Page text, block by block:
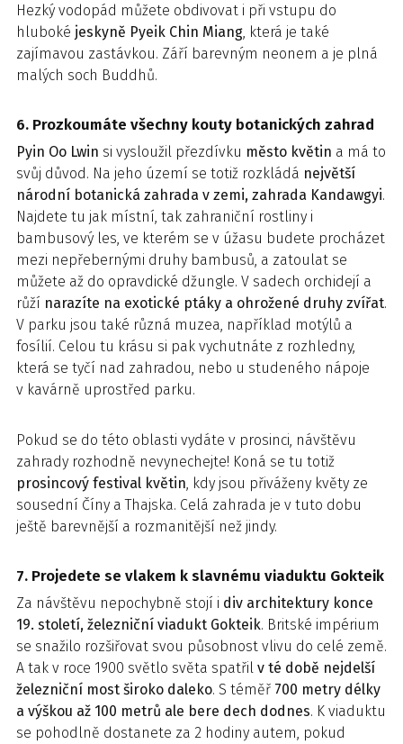
Hezký vodopád můžete obdivovat i při vstupu do
hluboké jeskyně Pyeik Chin Miang, která je také
zajímavou zastávkou. Září barevným neonem a je plná
malých soch Buddhů.
6. Prozkoumáte všechny kouty botanických zahrad
Pyin Oo Lwin si vysloužil přezdívku město květin a má to
svůj důvod. Na jeho území se totiž rozkládá největší
národní botanická zahrada v zemi, zahrada Kandawgyi.
Najdete tu jak místní, tak zahraniční rostliny i
bambusový les, ve kterém se v úžasu budete procházet
mezi nepřebernými druhy bambusů, a zatoulat se
můžete až do opravdické džungle. V sadech orchidejí a
růží narazíte na exotické ptáky a ohrožené druhy zvířat.
V parku jsou také různá muzea, například motýlů a
fosílií. Celou tu krásu si pak vychutnáte z rozhledny,
která se tyčí nad zahradou, nebo u studeného nápoje
v kavárně uprostřed parku.
Pokud se do této oblasti vydáte v prosinci, návštěvu
zahrady rozhodně nevynechejte! Koná se tu totiž
prosincový festival květin, kdy jsou přiváženy květy ze
sousední Číny a Thajska. Celá zahrada je v tuto dobu
ještě barevnější a rozmanitější než jindy.
7. Projedete se vlakem k slavnému viaduktu Gokteik
Za návštěvu nepochybně stojí i div architektury konce
19. století, železniční viadukt Gokteik. Britské impérium
se snažilo rozšiřovat svou působnost vlivu do celé země.
A tak v roce 1900 světlo světa spatřil v té době nejdelší
železniční most široko daleko. S téměř 700 metry délky
a výškou až 100 metrů ale bere dech dodnes. K viaduktu
se pohodlně dostanete za 2 hodiny autem, pokud